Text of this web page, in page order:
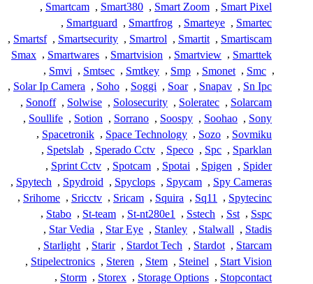
Smart Pixel
,
Smart Zoom
,
Smart380
,
Smartcam
,
Smartec
,
Smarteye
,
Smartfrog
,
Smartguard
,
Smartiscam
,
Smartit
,
Smartrol
,
Smartsecurity
,
Smartsf
,
Smarttek
,
Smartview
,
Smartvision
,
Smartwares
,
Smax
,
Smc
,
Smonet
,
Smp
,
Smtkey
,
Smtsec
,
Smvi
,
Sn Ipc
,
Snapav
,
Soar
,
Soggi
,
Soho
,
Solar Ip Camera
,
Solarcam
,
Soleratec
,
Solosecurity
,
Solwise
,
Sonoff
,
Sony
,
Soohao
,
Soospy
,
Sorrano
,
Sotion
,
Soullife
,
Sovmiku
,
Sozo
,
Space Technology
,
Spacetronik
,
Sparklan
,
Spc
,
Speco
,
Sperado Cctv
,
Spetslab
,
Spider
,
Spigen
,
Spotai
,
Spotcam
,
Sprint Cctv
,
Spy Cameras
,
Spycam
,
Spyclops
,
Spydroid
,
Spytech
,
Spytecinc
,
Sq11
,
Squira
,
Sricam
,
Sricctv
,
Srihome
,
Sspc
,
Sst
,
Sstech
,
St-nt280e1
,
St-team
,
Stabo
,
Stadis
,
Stalwall
,
Stanley
,
Star Eye
,
Star Vedia
,
Starcam
,
Stardot
,
Stardot Tech
,
Starir
,
Starlight
,
Start Vision
,
Steinel
,
Stem
,
Steren
,
Stipelectronics
,
Stopcontact
,
Storage Options
,
Storex
,
Storm
,